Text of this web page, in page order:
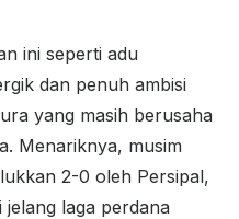
ini seperti adu
dan penuh ambisi
yang masih berusaha
Menariknya, musim
2-0 oleh Persipal,
laga perdana